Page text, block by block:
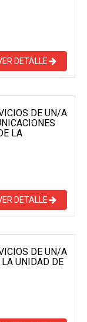
DETALLE
DE UN/A
LA
DETALLE
DE UN/A
UNIDAD DE